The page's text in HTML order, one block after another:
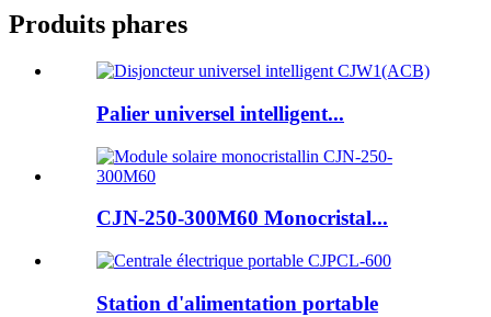
Produits phares
Palier universel intelligent...
CJN-250-300M60 Monocristal...
Station d'alimentation portable